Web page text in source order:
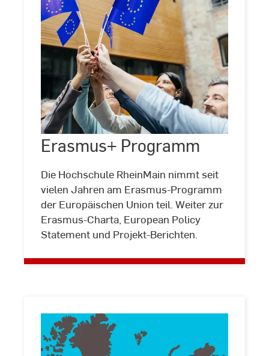
©
Oliver
Reetz
DAAD
Erasmus+ Programm
Die Hochschule RheinMain nimmt seit
vielen Jahren am Erasmus-Programm
der Europäischen Union teil. Weiter zur
Erasmus-Charta, European Policy
Statement und Projekt-Berichten.
Erasmus+
Programm